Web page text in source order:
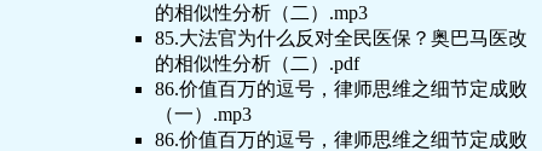
的相似性分析（二）.mp3
85.大法官为什么反对全民医保？奥巴马医改
的相似性分析（二）.pdf
86.价值百万的逗号，律师思维之细节定成败
（一）.mp3
86.价值百万的逗号，律师思维之细节定成败